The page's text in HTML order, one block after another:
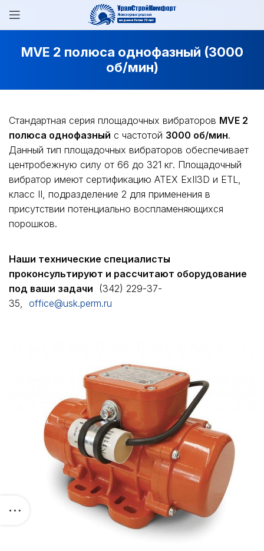
MVE 2 полюса однофазный (3000
об/мин)
Стандартная серия площадочных вибраторов MVE 2
полюса однофазный с частотой 3000 об/мин.
Данный тип площадочных вибраторов обеспечивает
центробежную силу от 66 до 321 кг. Площадочный
вибратор имеют сертификацию ATEX ExII3D и ETL,
класс II, подразделение 2 для применения в
присутствии потенциально воспламеняющихся
порошков.
Наши технические специалисты
проконсультируют и рассчитают оборудование
под ваши задачи (342) 229-37-
35, office@usk.perm.ru